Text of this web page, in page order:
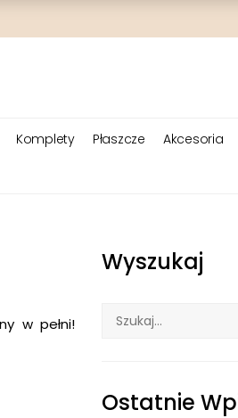
Komplety Płaszcze Akcesoria
w pełni!
Wyszukaj
Szukaj:
Ostatnie